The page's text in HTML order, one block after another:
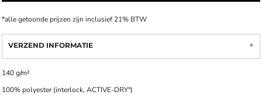
*alle getoonde prijzen zijn inclusief 21% BTW
VERZEND INFORMATIE
140 g/m²
100% polyester (interlock, ACTIVE-DRY°)